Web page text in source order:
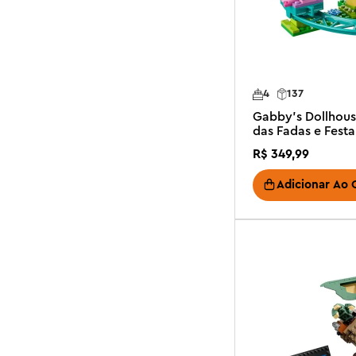
4 137
Gabby's
das Fadas e
R$ 349,99
Adicionar Ao